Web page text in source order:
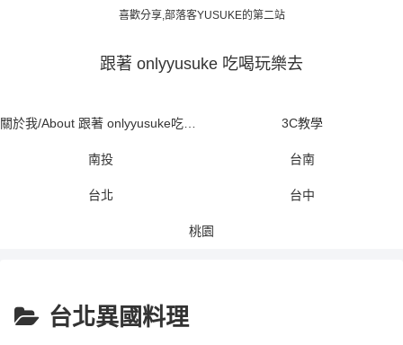
喜歡分享,部落客YUSUKE的第二站
跟著 onlyyusuke 吃喝玩樂去
關於我/About 跟著 onlyyusuke吃喝玩樂去 3C教學
南投 台南
台北 台中
桃園
台北異國料理